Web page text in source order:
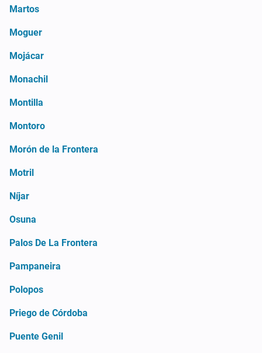
Martos
Moguer
Mojácar
Monachil
Montilla
Montoro
Morón de la Frontera
Motril
Níjar
Osuna
Palos De La Frontera
Pampaneira
Polopos
Priego de Córdoba
Puente Genil